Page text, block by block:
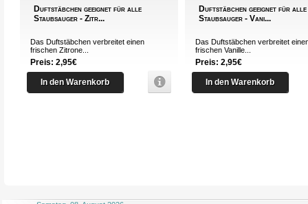
Duftstäbchen geeignet für alle
Staubsauger - Zitr...
Das Duftstäbchen verbreitet einen
frischen Zitrone...
Preis: 2,95€
In den Warenkorb
Duftstäbchen geeignet für alle
Staubsauger - Vani...
Das Duftstäbchen verbreitet
frischen Vanille...
Preis: 2,95€
In den Warenkorb